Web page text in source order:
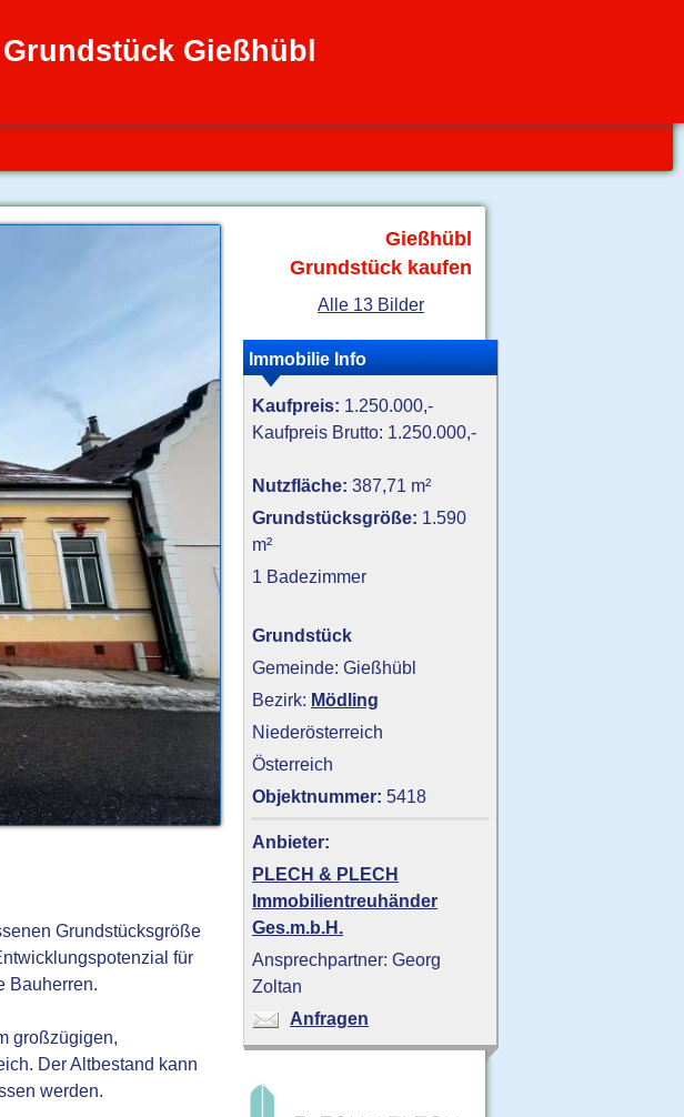
Grundstück Gießhübl
Grundstücksgröße
für
Bauherren.
großzügigen,
Der Altbestand kann
werden.
Gießhübl
Grundstück kaufen
Alle 13 Bilder
Immobilie Info
Kaufpreis: 1.250.000,-
Kaufpreis Brutto: 1.250.000,-
Nutzfläche: 387,71 m²
Grundstücksgröße: 1.590
m²
1 Badezimmer
Grundstück
Gemeinde: Gießhübl
Bezirk: Mödling
Niederösterreich
Österreich
Objektnummer: 5418
Anbieter:
PLECH & PLECH
Immobilientreuhänder
Ges.m.b.H.
Ansprechpartner: Georg
Zoltan
Anfragen